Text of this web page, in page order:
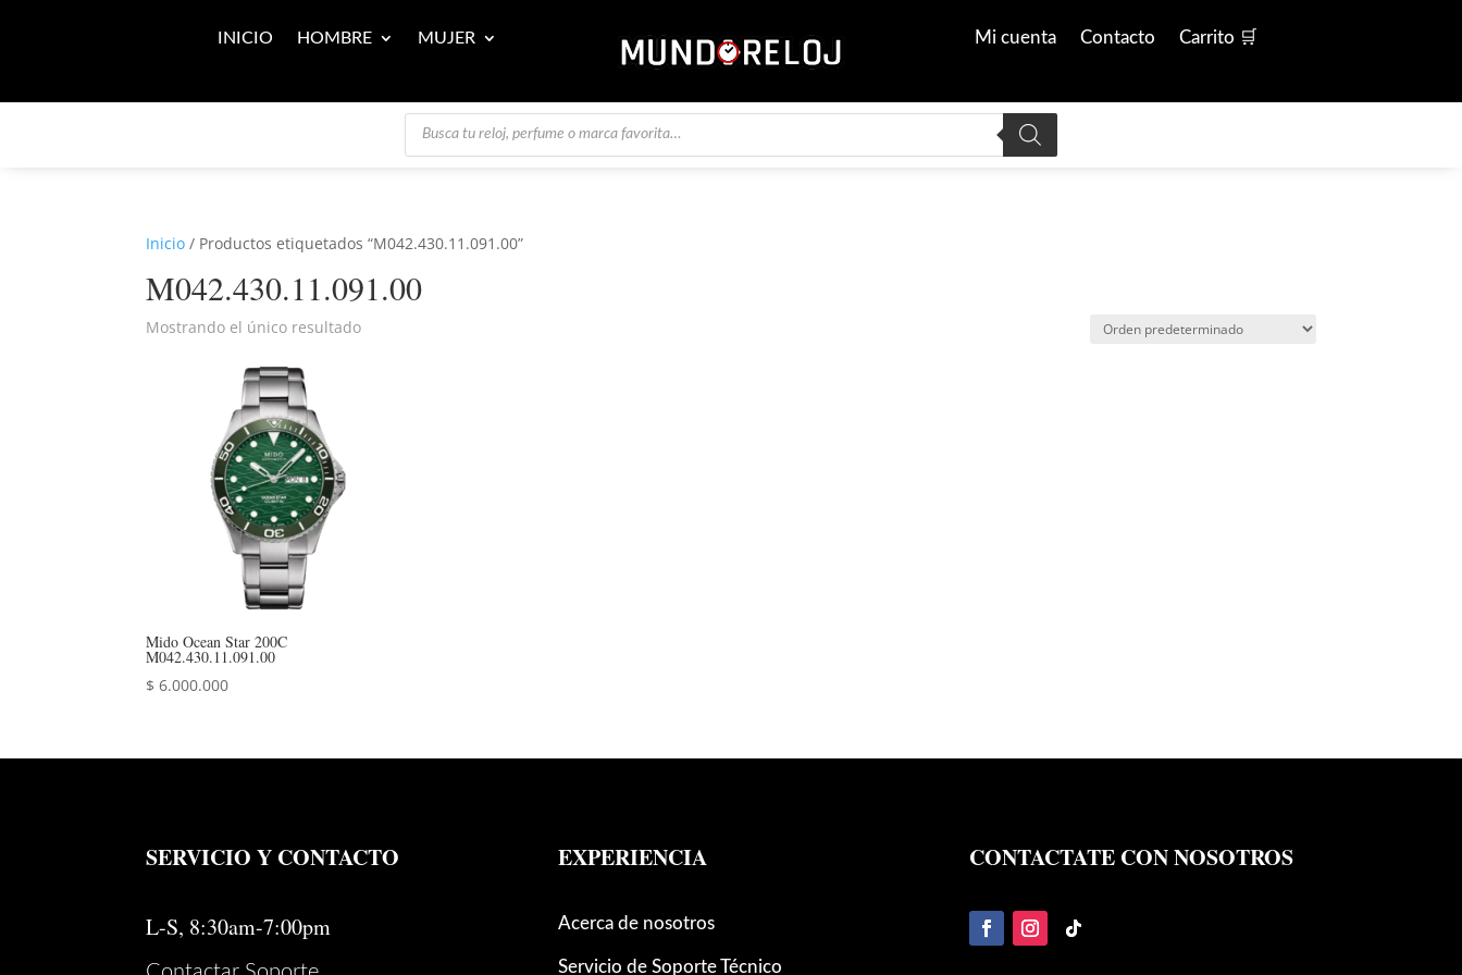
INICIO HOMBRE MUJER Mi cuenta Contacto Carrito 🛒
Búsqueda
productos
Inicio / Productos etiquetados “M042.430.11.091.00”
M042.430.11.091.00
Mostrando el único resultado
Mido Ocean Star 200C
M042.430.11.091.00
$ 6.000.000
SERVICIO Y CONTACTO
L-S, 8:30am-7:00pm
EXPERIENCIA
Acerca de nosotros
Servicio de Soporte Técnico
CONTACTATE CON NOSOTROS